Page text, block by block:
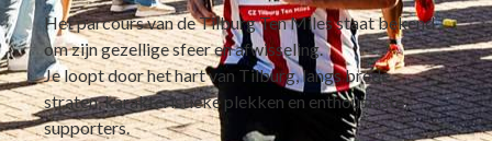
Het parcours van de Tilburg Ten Miles staat bekend
om zijn gezellige sfeer en afwisseling.
Je loopt door het hart van Tilburg, langs brede
straten, karakteristieke plekken en enthousiaste
supporters.